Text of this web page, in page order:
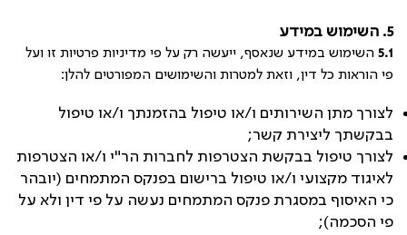
5. השימוש במידע
5.1 השימוש במידע שנאסף, ייעשה רק על פי מדיניות פרטיות זו ועל
פי הוראות כל דין, וזאת למטרות והשימושים המפורטים להלן:
לצורך מתן השירותים ו/או טיפול בהזמנתך ו/או טיפול
בבקשתך ליצירת קשר;
לצורך טיפול בבקשת הצטרפות לחברות הר"י ו/או הצטרפות
לאיגוד מקצועי ו/או טיפול ברישום בפנקס המתמחים (יובהר
כי האיסוף במסגרת פנקס המתמחים נעשה על פי דין ולא על
פי הסכמה);